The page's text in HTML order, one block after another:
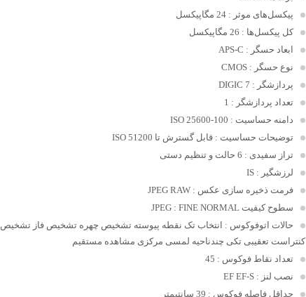
پیکسل‌های موثر : 24 مگاپیکسل
کل پیکسل‌ها : 26 مگاپیکسل
ابعاد حسگر : APS-C
نوع حسگر : CMOS
پردازشگر : DIGIC 7
تعداد پردازشگر : 1
دامنه حساسیت : 100-25600 ISO
توضیحات حساسیت : قابل گسترش تا 51200 ISO
تراز سفیدی : 6 حالت و تنظیم دستی
لرزشگیر : IS
فرمت ذخیره سازی عکس : JPEG RAW
سطوح کیفیت JPEG : FINE NORMAL
حالات اتوفوکوس : انتخاب تک نقطه پیوسته تشخیص چهره تشخیص فاز تشخیص
کنتراست تعقیبی تکی چندناحیه لمسی مرکزی مشاهده مستقیم
تعداد نقاط فوکوس : 45
نصب لنز : EF EF-S
حداقل فاصله فوکوس : 39 سانتیمتر